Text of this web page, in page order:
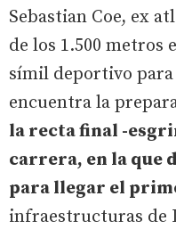
Sebastian Coe, ex
de los 1.500 metros
símil deportivo para
encuentra la
la recta final -
carrera, en la que
para llegar el
infraestructuras de